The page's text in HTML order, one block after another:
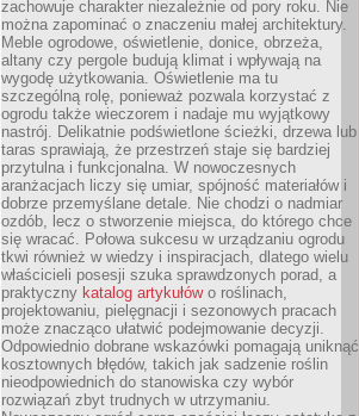
zachowuje charakter niezależnie od pory roku. Nie
można zapominać o znaczeniu małej architektury.
Meble ogrodowe, oświetlenie, donice, obrzeża,
altany czy pergole budują klimat i wpływają na
wygodę użytkowania. Oświetlenie ma tu
szczególną rolę, ponieważ pozwala korzystać z
ogrodu także wieczorem i nadaje mu wyjątkowy
nastrój. Delikatnie podświetlone ścieżki, drzewa lub
taras sprawiają, że przestrzeń staje się bardziej
przytulna i funkcjonalna. W nowoczesnych
aranżacjach liczy się umiar, spójność materiałów i
dobrze przemyślane detale. Nie chodzi o nadmiar
ozdób, lecz o stworzenie miejsca, do którego chce
się wracać. Połowa sukcesu w urządzaniu ogrodu
tkwi również w wiedzy i inspiracjach, dlatego wielu
właścicieli posesji szuka sprawdzonych porad, a
praktyczny katalog artykułówo roślinach,
projektowaniu, pielęgnacji i sezonowych pracach
może znacząco ułatwić podejmowanie decyzji.
Odpowiednio dobrane wskazówki pomagają uniknąć
kosztownych błędów, takich jak sadzenie roślin
nieodpowiednich do stanowiska czy wybór
rozwiązań zbyt trudnych w utrzymaniu.